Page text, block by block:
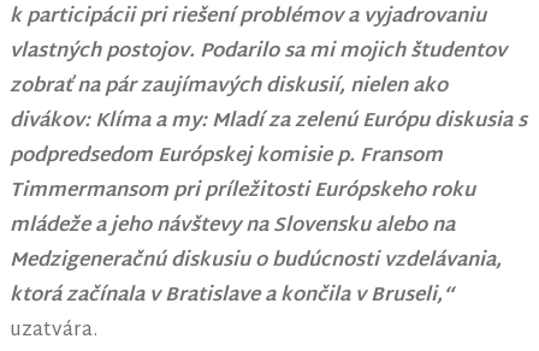
k participácii pri riešení problémov a vyjadrovaniu
vlastných postojov. Podarilo sa mi mojich študentov
zobrať na pár zaujímavých diskusií, nielen ako
divákov: Klíma a my: Mladí za zelenú Európu diskusia s
podpredsedom Európskej komisie p. Fransom
Timmermansom pri príležitosti Európskeho roku
mládeže a jeho návštevy na Slovensku alebo na
Medzigeneračnú diskusiu o budúcnosti vzdelávania,
ktorá začínala v Bratislave a končila v Bruseli,“
uzatvára.